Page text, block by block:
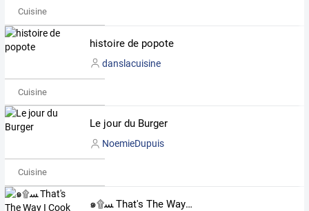
Cuisine
histoire de popote
danslacuisine
Cuisine
Le jour du Burger
NoemieDupuis
Cuisine
๑۩ﺴ That's The Way I Cook ﺴ۩๑